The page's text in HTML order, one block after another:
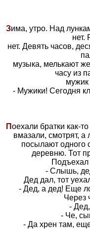
Зима, утро. Над
нет.
нет. Девять часов,
музыка, мелькают
часу из
мужик
- Мужики! Сегодня
Поехали братки как-
вмазали, смотрят, а
посылают одного
деревню. Тот
Подъехал
- Слышь,
Дед дал, тот
- Дед, а дед! Еще
Через
-
- Че,
- Да хрен там,